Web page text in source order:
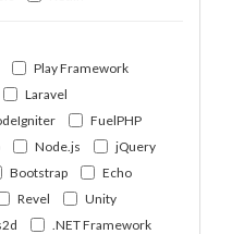
Play Framework
Laravel
FuelPHP
Node.js
jQuery
Bootstrap
Echo
Revel
Unity
.NET Framework